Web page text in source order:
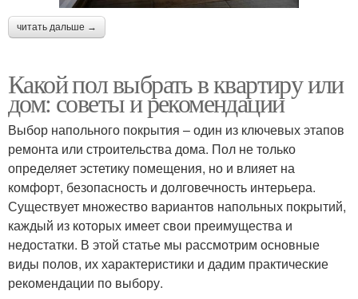
читать дальше →
Какой пол выбрать в квартиру или
дом: советы и рекомендации
Выбор напольного покрытия – один из ключевых этапов
ремонта или строительства дома. Пол не только
определяет эстетику помещения, но и влияет на
комфорт, безопасность и долговечность интерьера.
Существует множество вариантов напольных покрытий,
каждый из которых имеет свои преимущества и
недостатки. В этой статье мы рассмотрим основные
виды полов, их характеристики и дадим практические
рекомендации по выбору.